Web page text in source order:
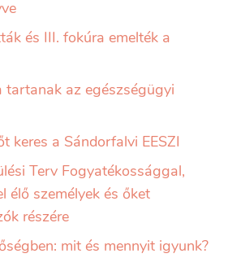
és III. fokúra emelték a
tartanak az egészségügyi
keres a Sándorfalvi EESZI
Terv Fogyatékossággal,
élő személyek és őket
részére
mit és mennyit igyunk?